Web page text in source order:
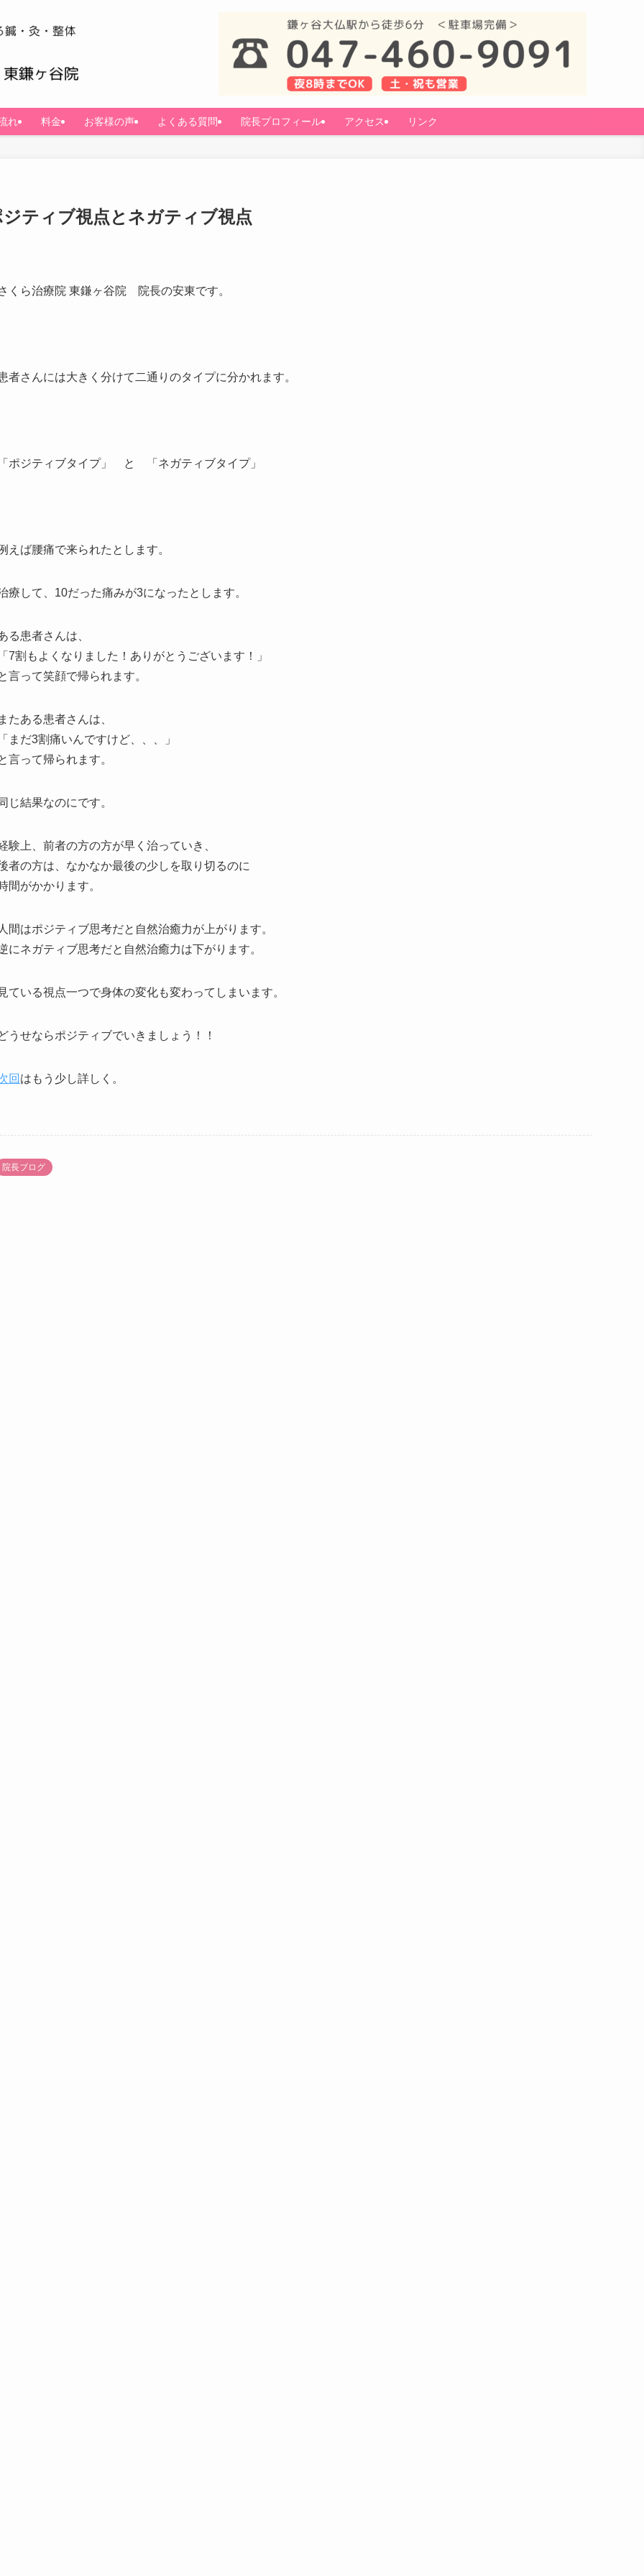
れ 料金 お客様の声 よくある質問 院長プロフィール アクセス リンク
ティブ視点とネガティブ視点
くら治療院 東鎌ヶ谷院 院長の安東です。
者さんには大きく分けて二通りのタイプに分かれます。
ポジティブタイプ」 と 「ネガティブタイプ」
えば腰痛で来られたとします。
療して、10だった痛みが3になったとします。
る患者さんは、
7割もよくなりました！ありがとうございます！」
言って笑顔で帰られます。
たある患者さんは、
まだ3割痛いんですけど、、、」
言って帰られます。
じ結果なのにです。
験上、前者の方の方が早く治っていき、
者の方は、なかなか最後の少しを取り切るのに
間がかかります。
間はポジティブ思考だと自然治癒力が上がります。
にネガティブ思考だと自然治癒力は下がります。
ている視点一つで身体の変化も変わってしまいます。
うせならポジティブでいきましょう！！
回 はもう少し詳しく。
院長ブログ